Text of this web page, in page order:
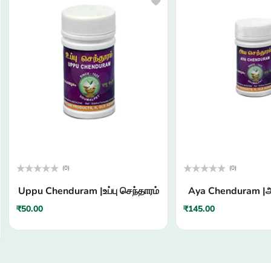
0
out
of
5
(0)
Uppu Chenduram |உப்பு செந்தாரம்
₹50.00
of
5
(0)
Aya Chenduram
₹145.00